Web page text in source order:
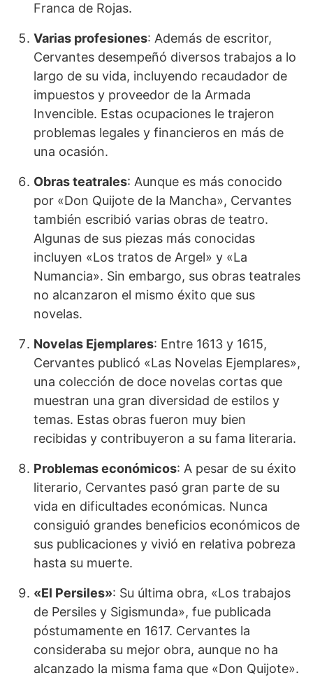
Franca de Rojas.
Varias profesiones: Además de escritor,
Cervantes desempeñó diversos trabajos a lo
largo de su vida, incluyendo recaudador de
impuestos y proveedor de la Armada
Invencible. Estas ocupaciones le trajeron
problemas legales y financieros en más de
una ocasión.
Obras teatrales: Aunque es más conocido
por «Don Quijote de la Mancha», Cervantes
también escribió varias obras de teatro.
Algunas de sus piezas más conocidas
incluyen «Los tratos de Argel» y «La
Numancia». Sin embargo, sus obras teatrales
no alcanzaron el mismo éxito que sus
novelas.
Novelas Ejemplares: Entre 1613 y 1615,
Cervantes publicó «Las Novelas Ejemplares»,
una colección de doce novelas cortas que
muestran una gran diversidad de estilos y
temas. Estas obras fueron muy bien
recibidas y contribuyeron a su fama literaria.
Problemas económicos: A pesar de su éxito
literario, Cervantes pasó gran parte de su
vida en dificultades económicas. Nunca
consiguió grandes beneficios económicos de
sus publicaciones y vivió en relativa pobreza
hasta su muerte.
«El Persiles»: Su última obra, «Los trabajos
de Persiles y Sigismunda», fue publicada
póstumamente en 1617. Cervantes la
consideraba su mejor obra, aunque no ha
alcanzado la misma fama que «Don Quijote».